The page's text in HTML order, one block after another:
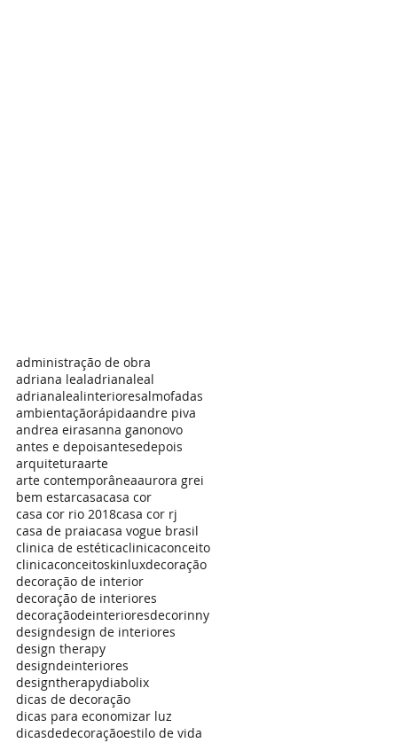
administração de obra
adriana lealadrianaleal
adrianalealinterioresalmofadas
ambientaçãorápidaandre piva
andrea eirasanna ganonovo
antes e depoisantesedepois
arquiteturaarte
arte contemporâneaaurora grei
bem estarcasacasa cor
casa cor rio 2018casa cor rj
casa de praiacasa vogue brasil
clinica de estéticaclinicaconceito
clinicaconceitoskinluxdecoração
decoração de interior
decoração de interiores
decoraçãodeinterioresdecorinny
designdesign de interiores
design therapy
designdeinteriores
designtherapydiabolix
dicas de decoração
dicas para economizar luz
dicasdedecoraçãoestilo de vida